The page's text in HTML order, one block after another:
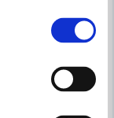
18 V-LI
i-BOXX